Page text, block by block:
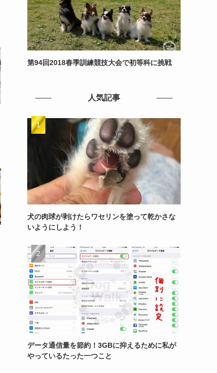
第94回2018春季訓練競技大会で初等科に挑戦
人気記事
犬の肉球が剥けたらワセリンを塗って乾かさな
いようにしよう！
データ通信量を節約！3GBに抑えるために私が
やっているたった一つこと